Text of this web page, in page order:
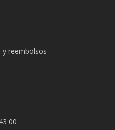
y reembolsos
00